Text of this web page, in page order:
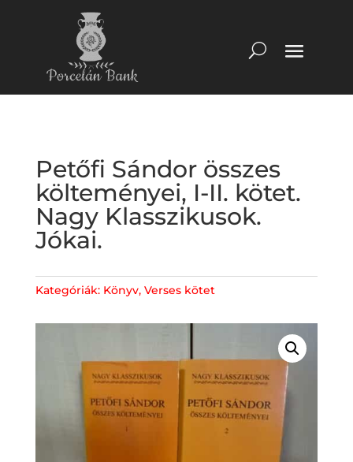
Petőfi Sándor összes
költeményei, I-II. kötet.
Nagy Klasszikusok.
Jókai.
Kategóriák: Könyv, Verses kötet